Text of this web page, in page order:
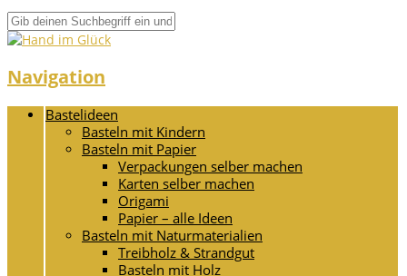
Navigation
Bastelideen
Basteln mit Kindern
Basteln mit Papier
Verpackungen selber machen
Karten selber machen
Origami
Papier – alle Ideen
Basteln mit Naturmaterialien
Treibholz & Strandgut
Basteln mit Holz